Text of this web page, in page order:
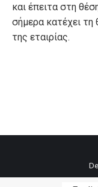
και έπειτα στη
σήμερα κατέχει
της εταιρίας.